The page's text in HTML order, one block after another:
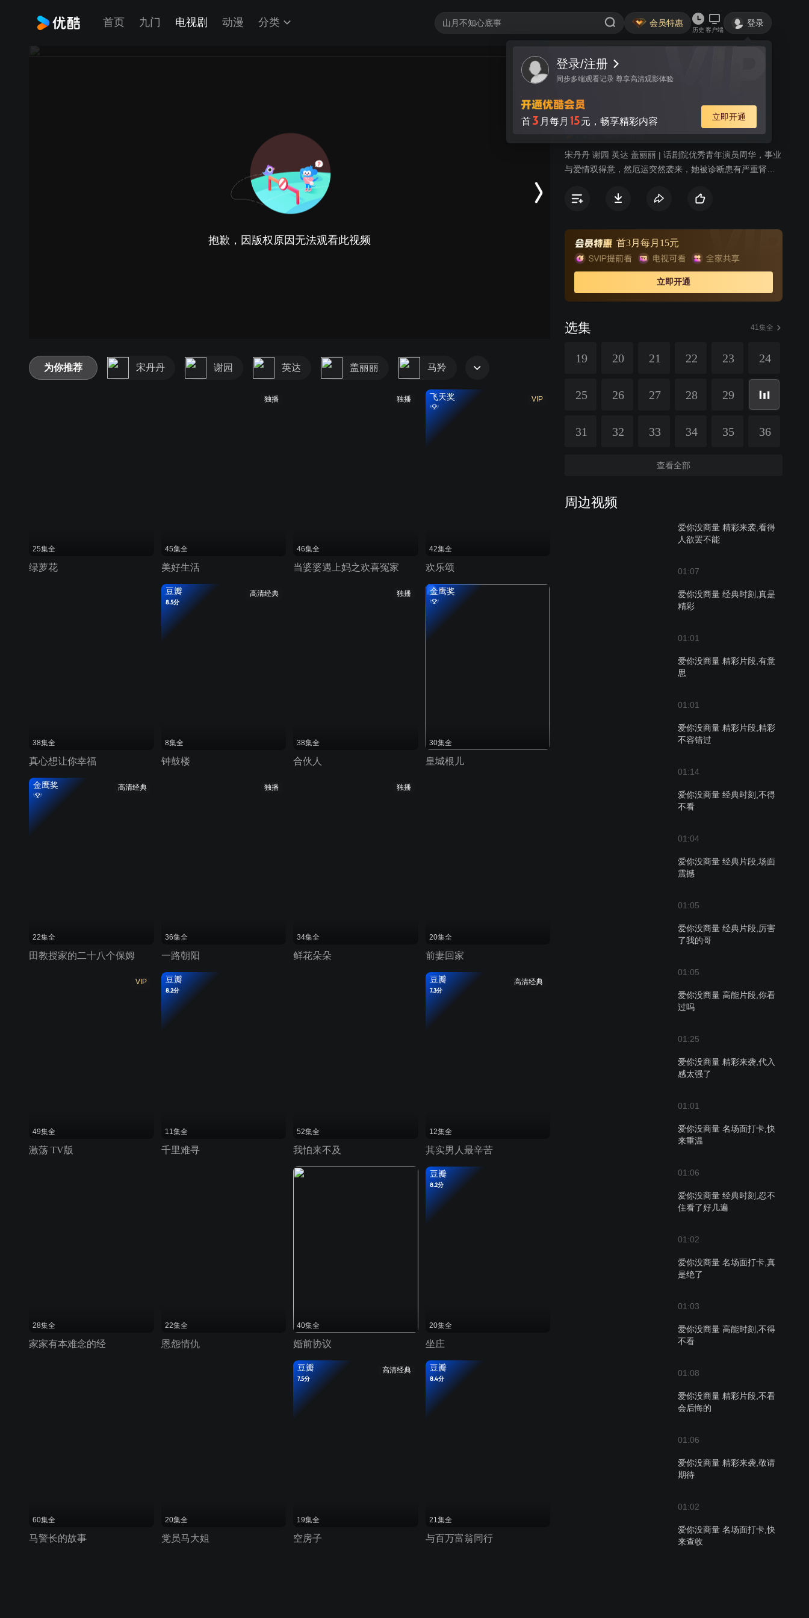
首页 九门 电视剧 动漫 分类 会员特惠
历史 客户端
登录
登录/注册
同步多端观看记录 尊享高清观影体验
首3 月每月 15元，畅享精彩内容 立即开通
抱歉，因版权原因无法观看此视频
视频 讨论
爱你没商量
情感
宋丹丹 谢园 英达 盖丽丽 | 话剧院优秀青年演员周华，事业
与爱情双得意，然厄运突然袭来，她被诊断患有严重肾
华邂逅耿直忠厚的出租车司机高强。经过一段时间交往，
在接送周华的途中不慎发生车祸，导致周华的学生苏蓓车
祸身亡。这起事件导致高强的婚姻破裂，他本人也被拘
留，不过却使周华和高强走得更近。
首3月每月15元
立即开通
选集 41集全
19 20 21 22 23 24
25 26 27 28 29
31 32 33 34 35 36
查看全部
周边视频
爱你没商量 精彩来袭,看得
人欲罢不能
01:07
爱你没商量 经典时刻,真是
精彩
01:01
爱你没商量 精彩片段,有意
思
01:01
爱你没商量 精彩片段,精彩
不容错过
01:14
爱你没商量 经典时刻,不得
不看
01:04
爱你没商量 经典片段,场面
震撼
01:05
爱你没商量 经典片段,厉害
了我的哥
01:05
爱你没商量 高能片段,你看
过吗
01:25
爱你没商量 精彩来袭,代入
感太强了
01:01
爱你没商量 名场面打卡,快
来重温
01:06
爱你没商量 经典时刻,忍不
住看了好几遍
01:02
爱你没商量 名场面打卡,真
是绝了
01:03
爱你没商量 高能时刻,不得
不看
01:08
爱你没商量 精彩片段,不看
会后悔的
01:06
爱你没商量 精彩来袭,敬请
期待
01:02
爱你没商量 名场面打卡,快
来查收
为你推荐 宋丹丹 谢园 英达 盖丽丽 马羚
25集全
绿萝花
独播
45集全
美好生活
独播
46集全
当婆婆遇上妈之欢喜冤家
VIP
飞天奖
42集全
欢乐颂
38集全
真心想让你幸福
高清经典
豆瓣
8.5分
8集全
钟鼓楼
独播
38集全
合伙人
金鹰奖
30集全
皇城根儿
高清经典
金鹰奖
22集全
田教授家的二十八个保姆
独播
36集全
一路朝阳
独播
34集全
鲜花朵朵
20集全
前妻回家
VIP
49集全
激荡 TV版
豆瓣
8.2分
11集全
千里难寻
52集全
我怕来不及
高清经典
豆瓣
7.3分
12集全
其实男人最辛苦
28集全
家家有本难念的经
22集全
恩怨情仇
40集全
婚前协议
豆瓣
8.2分
20集全
坐庄
60集全
马警长的故事
20集全
党员马大姐
高清经典
豆瓣
7.5分
19集全
空房子
豆瓣
8.4分
21集全
与百万富翁同行